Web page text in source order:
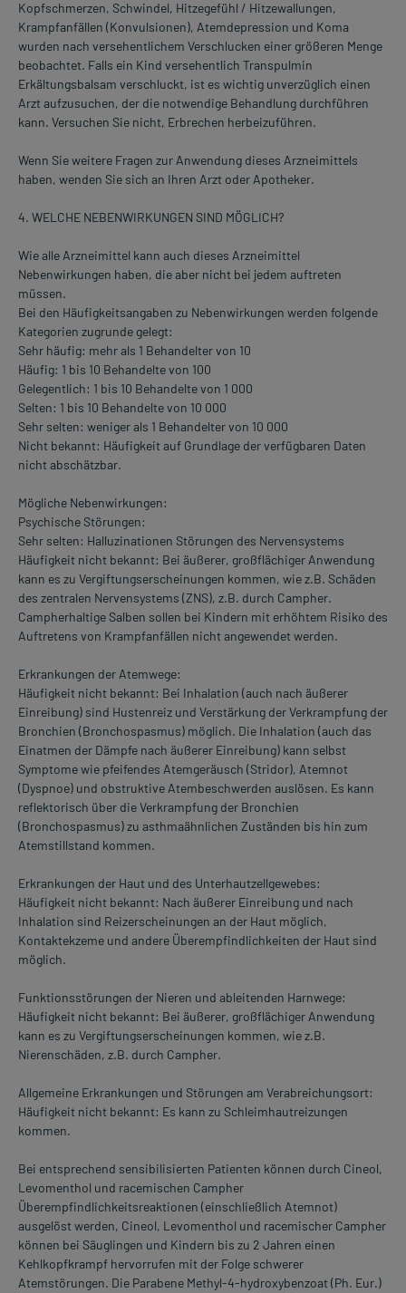
Kopfschmerzen, Schwindel, Hitzegefühl / Hitzewallungen,
Krampfanfällen (Konvulsionen), Atemdepression und Koma
wurden nach versehentlichem Verschlucken einer größeren Menge
beobachtet. Falls ein Kind versehentlich Transpulmin
Erkältungsbalsam verschluckt, ist es wichtig unverzüglich einen
Arzt aufzusuchen, der die notwendige Behandlung durchführen
kann. Versuchen Sie nicht, Erbrechen herbeizuführen.
Wenn Sie weitere Fragen zur Anwendung dieses Arzneimittels
haben, wenden Sie sich an Ihren Arzt oder Apotheker.
4. WELCHE NEBENWIRKUNGEN SIND MÖGLICH?
Wie alle Arzneimittel kann auch dieses Arzneimittel
Nebenwirkungen haben, die aber nicht bei jedem auftreten
müssen.
Bei den Häufigkeitsangaben zu Nebenwirkungen werden folgende
Kategorien zugrunde gelegt:
Sehr häufig: mehr als 1 Behandelter von 10
Häufig: 1 bis 10 Behandelte von 100
Gelegentlich: 1 bis 10 Behandelte von 1 000
Selten: 1 bis 10 Behandelte von 10 000
Sehr selten: weniger als 1 Behandelter von 10 000
Nicht bekannt: Häufigkeit auf Grundlage der verfügbaren Daten
nicht abschätzbar.
Mögliche Nebenwirkungen:
Psychische Störungen:
Sehr selten: Halluzinationen Störungen des Nervensystems
Häufigkeit nicht bekannt: Bei äußerer, großflächiger Anwendung
kann es zu Vergiftungserscheinungen kommen, wie z.B. Schäden
des zentralen Nervensystems (ZNS), z.B. durch Campher.
Campherhaltige Salben sollen bei Kindern mit erhöhtem Risiko des
Auftretens von Krampfanfällen nicht angewendet werden.
Erkrankungen der Atemwege:
Häufigkeit nicht bekannt: Bei Inhalation (auch nach äußerer
Einreibung) sind Hustenreiz und Verstärkung der Verkrampfung der
Bronchien (Bronchospasmus) möglich. Die Inhalation (auch das
Einatmen der Dämpfe nach äußerer Einreibung) kann selbst
Symptome wie pfeifendes Atemgeräusch (Stridor), Atemnot
(Dyspnoe) und obstruktive Atembeschwerden auslösen. Es kann
reflektorisch über die Verkrampfung der Bronchien
(Bronchospasmus) zu asthmaähnlichen Zuständen bis hin zum
Atemstillstand kommen.
Erkrankungen der Haut und des Unterhautzellgewebes:
Häufigkeit nicht bekannt: Nach äußerer Einreibung und nach
Inhalation sind Reizerscheinungen an der Haut möglich,
Kontaktekzeme und andere Überempfindlichkeiten der Haut sind
möglich.
Funktionsstörungen der Nieren und ableitenden Harnwege:
Häufigkeit nicht bekannt: Bei äußerer, großflächiger Anwendung
kann es zu Vergiftungserscheinungen kommen, wie z.B.
Nierenschäden, z.B. durch Campher.
Allgemeine Erkrankungen und Störungen am Verabreichungsort:
Häufigkeit nicht bekannt: Es kann zu Schleimhautreizungen
kommen.
Bei entsprechend sensibilisierten Patienten können durch Cineol,
Levomenthol und racemischen Campher
Überempfindlichkeitsreaktionen (einschließlich Atemnot)
ausgelöst werden, Cineol, Levomenthol und racemischer Campher
können bei Säuglingen und Kindern bis zu 2 Jahren einen
Kehlkopfkrampf hervorrufen mit der Folge schwerer
Atemstörungen. Die Parabene Methyl-4-hydroxybenzoat (Ph. Eur.)